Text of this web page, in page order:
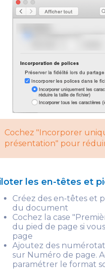
Cochez "Incorporer
présentation" pour
les en-têtes et
Créez des en-têtes et
du document
Cochez la case
du pied de page si
page
Ajoutez des
sur Numéro de page.
paramétrer le format